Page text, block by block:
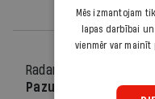
Radars
Pazudušais dēls
Mēs izmantojam
lapas darbībai
vienmēr var mainīt